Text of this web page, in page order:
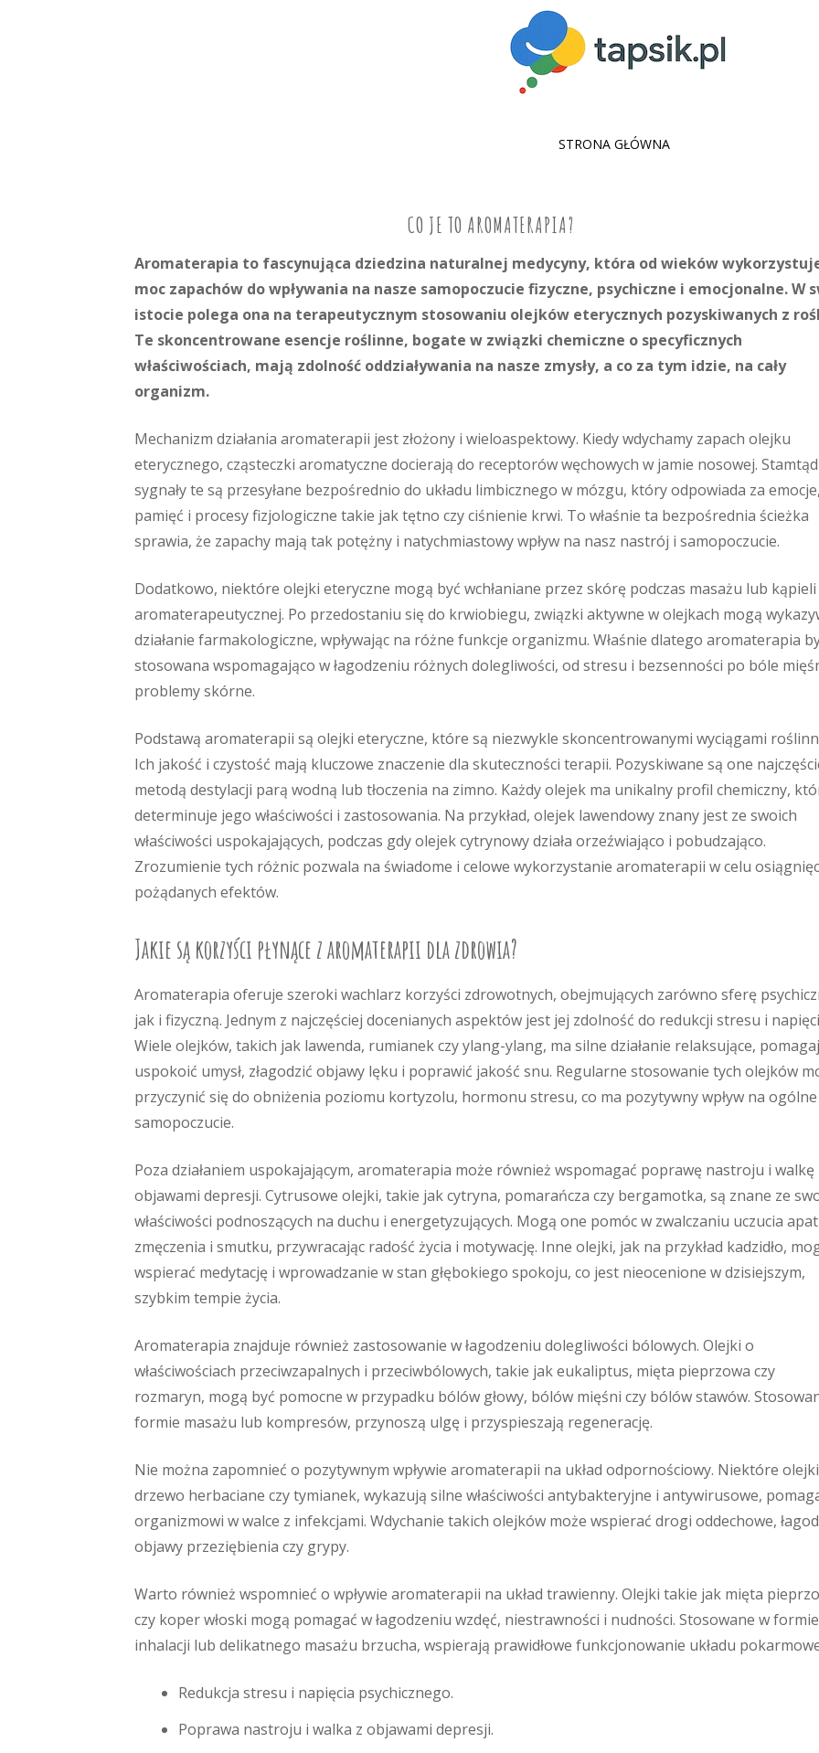
SKIP
STRONA GŁÓWNA
CO JE TO AROMATERAPIA?
Aromaterapia to fascynująca dziedzina naturalnej medycyny, która od wieków
moc zapachów do wpływania na nasze samopoczucie fizyczne, psychiczne i emocjonalne. W
istocie polega ona na terapeutycznym stosowaniu olejków eterycznych pozyskiwanych z
Te skoncentrowane esencje roślinne, bogate w związki chemiczne o specyficznych
właściwościach, mają zdolność oddziaływania na nasze zmysły, a co za tym idzie, na cały
organizm.
Mechanizm działania aromaterapii jest złożony i wieloaspektowy. Kiedy wdychamy zapach olejku
eterycznego, cząsteczki aromatyczne docierają do receptorów węchowych w jamie nosowej. Stamtąd
sygnały te są przesyłane bezpośrednio do układu limbicznego w mózgu, który odpowiada za
pamięć i procesy fizjologiczne takie jak tętno czy ciśnienie krwi. To właśnie ta bezpośrednia ścieżka
sprawia, że zapachy mają tak potężny i natychmiastowy wpływ na nasz nastrój i samopoczucie.
Dodatkowo, niektóre olejki eteryczne mogą być wchłaniane przez skórę podczas masażu lub kąpieli
aromaterapeutycznej. Po przedostaniu się do krwiobiegu, związki aktywne w olejkach mogą
działanie farmakologiczne, wpływając na różne funkcje organizmu. Właśnie dlatego aromaterapia
stosowana wspomagająco w łagodzeniu różnych dolegliwości, od stresu i bezsenności po bóle
problemy skórne.
Podstawą aromaterapii są olejki eteryczne, które są niezwykle skoncentrowanymi wyciągami
Ich jakość i czystość mają kluczowe znaczenie dla skuteczności terapii. Pozyskiwane są one
metodą destylacji parą wodną lub tłoczenia na zimno. Każdy olejek ma unikalny profil chemiczny,
determinuje jego właściwości i zastosowania. Na przykład, olejek lawendowy znany jest ze swoich
właściwości uspokajających, podczas gdy olejek cytrynowy działa orzeźwiająco i pobudzająco.
Zrozumienie tych różnic pozwala na świadome i celowe wykorzystanie aromaterapii w celu
pożądanych efektów.
Jakie są korzyści płynące z aromaterapii dla zdrowia?
Aromaterapia oferuje szeroki wachlarz korzyści zdrowotnych, obejmujących zarówno sferę
jak i fizyczną. Jednym z najczęściej docenianych aspektów jest jej zdolność do redukcji stresu i
Wiele olejków, takich jak lawenda, rumianek czy ylang-ylang, ma silne działanie relaksujące,
uspokoić umysł, złagodzić objawy lęku i poprawić jakość snu. Regularne stosowanie tych olejków
przyczynić się do obniżenia poziomu kortyzolu, hormonu stresu, co ma pozytywny wpływ na ogólne
samopoczucie.
Poza działaniem uspokajającym, aromaterapia może również wspomagać poprawę nastroju i walkę
objawami depresji. Cytrusowe olejki, takie jak cytryna, pomarańcza czy bergamotka, są znane ze
właściwości podnoszących na duchu i energetyzujących. Mogą one pomóc w zwalczaniu uczucia
zmęczenia i smutku, przywracając radość życia i motywację. Inne olejki, jak na przykład kadzidło,
wspierać medytację i wprowadzanie w stan głębokiego spokoju, co jest nieocenione w dzisiejszym,
szybkim tempie życia.
Aromaterapia znajduje również zastosowanie w łagodzeniu dolegliwości bólowych. Olejki o
właściwościach przeciwzapalnych i przeciwbólowych, takie jak eukaliptus, mięta pieprzowa czy
rozmaryn, mogą być pomocne w przypadku bólów głowy, bólów mięśni czy bólów stawów.
formie masażu lub kompresów, przynoszą ulgę i przyspieszają regenerację.
Nie można zapomnieć o pozytywnym wpływie aromaterapii na układ odpornościowy. Niektóre
drzewo herbaciane czy tymianek, wykazują silne właściwości antybakteryjne i antywirusowe,
organizmowi w walce z infekcjami. Wdychanie takich olejków może wspierać drogi oddechowe,
objawy przeziębienia czy grypy.
Warto również wspomnieć o wpływie aromaterapii na układ trawienny. Olejki takie jak mięta
czy koper włoski mogą pomagać w łagodzeniu wzdęć, niestrawności i nudności. Stosowane w formie
inhalacji lub delikatnego masażu brzucha, wspierają prawidłowe funkcjonowanie układu
Redukcja stresu i napięcia psychicznego.
Poprawa nastroju i walka z objawami depresji.